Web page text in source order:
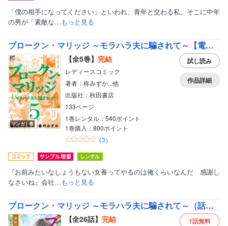
「僕の相手になってください」といわれ、青年と交わる私。そこに中年
の男が「素敵な…もっと見る
ブロークン・マリッジ ～モラハラ夫に騙されて～【電子単行本】
マンガ｜巻
【全5巻】 完結
レディースコミック
著者：柊みずか...他
出版社：秋田書店
133ページ
1巻レンタル：540ポイント
1巻購入：800ポイント
（3）
試し読み
作品詳細
『お前みたいなしょうもない女養ってやるのは俺くらいなんだ 感謝し
なさいね』会社…もっと見る
ブロークン・マリッジ ～モラハラ夫に騙されて～（話売り）
【全26話】 完結 1話無料